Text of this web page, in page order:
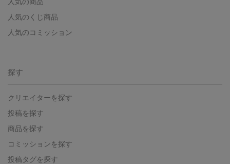
人気のくじ商品
人気のコミッション
探す
クリエイターを探す
投稿を探す
商品を探す
コミッションを探す
投稿タグを探す